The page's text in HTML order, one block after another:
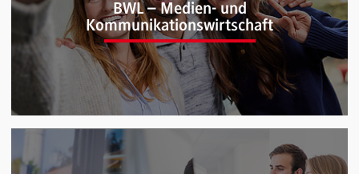
BWL – International Business (B.A.)
BWL – Medien- und
Kommunikationswirtschaft